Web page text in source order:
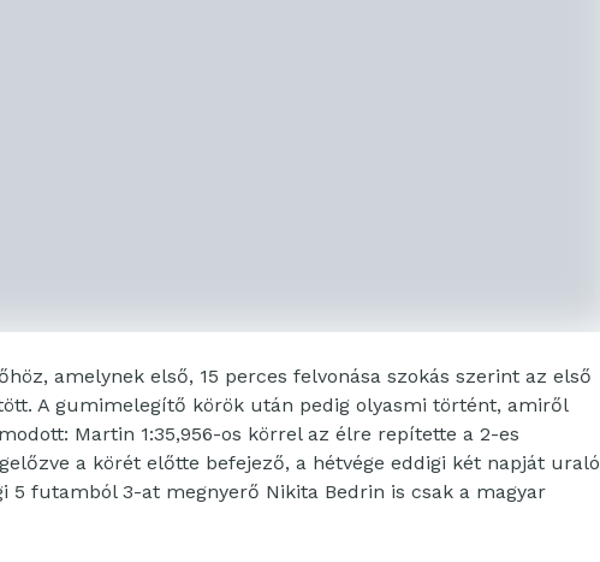
amelynek első, 15 perces felvonása szokás szerint az első
A gumimelegítő körök után pedig olyasmi történt, amiről
Martin 1:35,956-os körrel az élre repítette a 2-es
a körét előtte befejező, a hétvége eddigi két napját uraló
5 futamból 3-at megnyerő Nikita Bedrin is csak a magyar